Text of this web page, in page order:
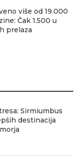
više od 19.000
Čak 1.500 u
prelaza
Sirmiumbus
destinacija